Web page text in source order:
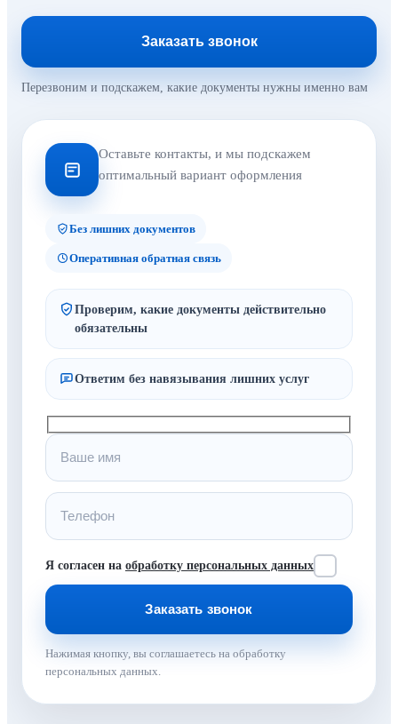
Заказать звонок
Перезвоним и подскажем, какие документы нужны именно вам
Оставьте контакты, и мы подскажем
оптимальный вариант оформления
Без лишних документов
Оперативная обратная связь
Проверим, какие документы действительно
обязательны
Ответим без навязывания лишних услуг
Я согласен на обработку персональных данных
Нажимая кнопку, вы соглашаетесь на обработку
персональных данных.